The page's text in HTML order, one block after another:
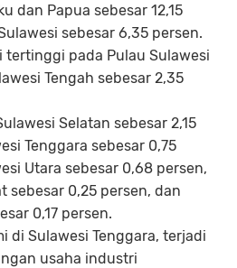
dan Papua sebesar 12,15
sebesar 6,35 persen.
tertinggi pada Pulau Sulawesi
Tengah sebesar 2,35
Selatan sebesar 2,15
Tenggara sebesar 0,75
Utara sebesar 0,68 persen,
sebesar 0,25 persen, dan
0,17 persen.
di Sulawesi Tenggara, terjadi
usaha industri